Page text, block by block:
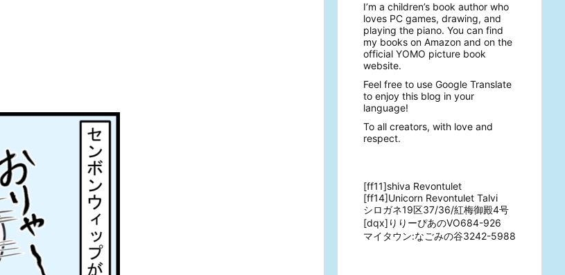
I’m a children’s book author who
loves PC games, drawing, and
playing the piano. You can find
my books on Amazon and on the
official YOMO picture book
website.
Feel free to use Google Translate
to enjoy this blog in your
language!
To all creators, with love and
respect.
[ff11]shiva Revontulet
[ff14]Unicorn Revontulet Talvi
シロガネ19区37/36/紅梅御殿4号
[dqx]りりーぴあのVO684-926
マイタウン:なごみの谷3242-5988